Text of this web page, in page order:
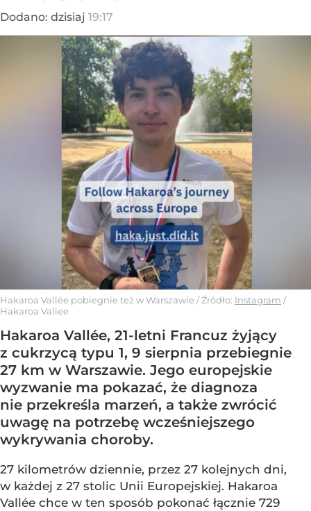
Dodano: dzisiaj 19:17
Hakaroa Vallée pobiegnie też w Warszawie / Źródło: Instagram /
Hakaroa Vallee
Hakaroa Vallée, 21-letni Francuz żyjący
z cukrzycą typu 1, 9 sierpnia przebiegnie
27 km w Warszawie. Jego europejskie
wyzwanie ma pokazać, że diagnoza
nie przekreśla marzeń, a także zwrócić
uwagę na potrzebę wcześniejszego
wykrywania choroby.
27 kilometrów dziennie, przez 27 kolejnych dni,
w każdej z 27 stolic Unii Europejskiej. Hakaroa
Vallée chce w ten sposób pokonać łącznie 729